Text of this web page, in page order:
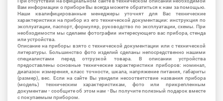
Вам информации о приборе Вы всегда можете обратиться к нам за помощью.
Наши квалифицированные менеджеры уточнят для Вас технические
характеристики на прибор из его технической документации: инструкция по
эксплуатации, паспорт, формуляр, руководство по эксплуатации, схемы. При
необходимости мы сделаем фотографии интересующего вас прибора, стенда
или устройства.
Описание на приборы взято с технической документации или с технической
литературы. Большинство фото изделий сделаны непосредственно нашими
специалистами перед отгрузкой товара. В описании устройства
предоставлены основные технические характеристики приборов: номинал,
диапазон измерения, класс точности, шкала, напряжение питания, габариты
(размер), вес. Если на сайте Вы увидели несоответствие названия прибора
(модель) техническим характеристикам, фото или прикрепленным
документам - сообщите об этом нам - Вы получите полезный подарок вместе
с покупаемым прибором.